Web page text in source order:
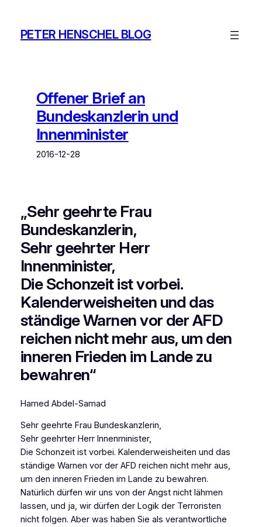
springen
PETER HENSCHEL BLOG
Offener Brief an
Bundeskanzlerin und
Innenminister
2016-12-28
„Sehr geehrte Frau
Bundeskanzlerin,
Sehr geehrter Herr
Innenminister,
Die Schonzeit ist vorbei.
Kalenderweisheiten und das
ständige Warnen vor der AFD
reichen nicht mehr aus, um den
inneren Frieden im Lande zu
bewahren“
Hamed Abdel-Samad
Sehr geehrte Frau Bundeskanzlerin,
Sehr geehrter Herr Innenminister,
Die Schonzeit ist vorbei. Kalenderweisheiten und das
ständige Warnen vor der AFD reichen nicht mehr aus,
um den inneren Frieden im Lande zu bewahren.
Natürlich dürfen wir uns von der Angst nicht lähmen
lassen, und ja, wir dürfen der Logik der Terroristen
nicht folgen. Aber was haben Sie als verantwortliche